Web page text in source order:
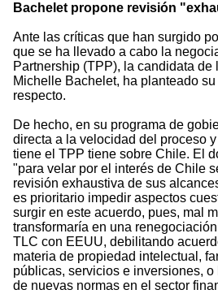
Bachelet propone revisión
Ante las críticas que han surgido
que se ha llevado a cabo la
Partnership (TPP), la candidata de
Michelle Bachelet, ha planteado su
respecto.
De hecho, en su programa de
directa a la velocidad del proceso
tiene el TPP tiene sobre Chile. El
"para velar por el interés de Chile
revisión exhaustiva de sus
es prioritario impedir aspectos
surgir en este acuerdo, pues, mal
transformaría en una
TLC con EEUU, debilitando
materia de propiedad intelectual,
públicas, servicios e inversiones,
de nuevas normas en el sector